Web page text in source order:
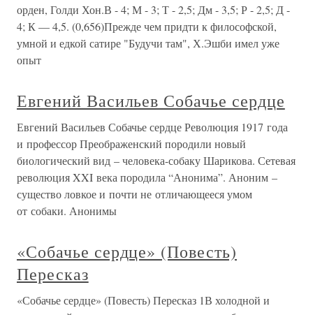
орден, Голди Хон.В - 4; М - 3; Т - 2,5; Дм - 3,5; Р - 2,5; Д -
4; К — 4,5. (0,656)Прежде чем придти к философской,
умной и едкой сатире "Будучи там", Х.Эшби имел уже
опыт
Евгений Васильев Собачье сердце
Евгений Васильев Собачье сердце Революция 1917 года
и профессор Преображенский породили новый
биологический вид – человека-собаку Шарикова. Сетевая
революция XXI века породила “Анонима”. Аноним –
существо ловкое и почти не отличающееся умом
от собаки. Анонимы
«Собачье сердце» (Повесть)
Пересказ
«Собачье сердце» (Повесть) Пересказ 1В холодной и